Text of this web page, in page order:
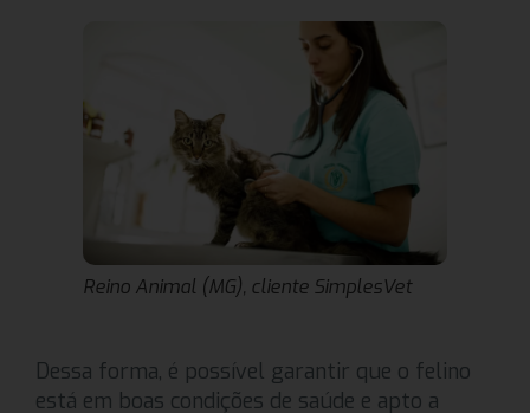
Reino Animal (MG), cliente SimplesVet
Dessa forma, é possível garantir que o felino
está em boas condições de saúde e apto a